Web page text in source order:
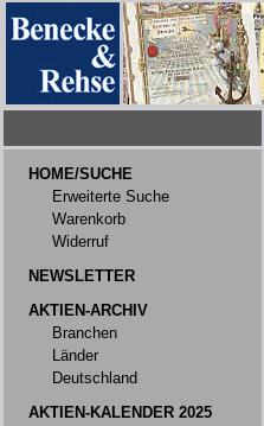
HOME/SUCHE
Erweiterte Suche
Warenkorb
Widerruf
NEWSLETTER
AKTIEN-ARCHIV
Branchen
Länder
Deutschland
AKTIEN-KALENDER 2025